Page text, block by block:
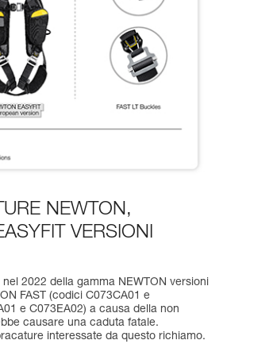
NEWTON,
VERSIONI
2022 della gamma NEWTON versioni
FAST (codici C073CA01 e
e C073EA02) a causa della non
causare una caduta fatale.
interessate da questo richiamo.